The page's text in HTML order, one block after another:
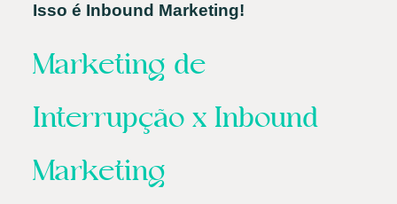
Isso é Inbound Marketing!
Marketing de
Interrupção x Inbound
Marketing